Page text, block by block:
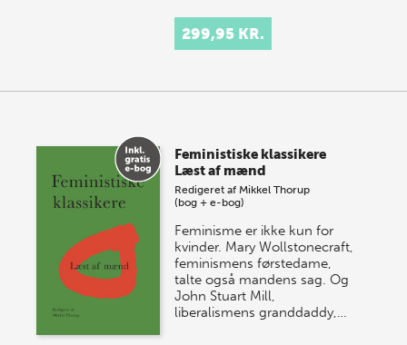
299,95 KR.
Feministiske klassikere
Læst af mænd
Redigeret af Mikkel Thorup
(bog + e-bog)
Feminisme er ikke kun for
kvinder. Mary Wollstonecraft,
feminismens førstedame,
talte også mandens sag. Og
John Stuart Mill,
liberalismens granddaddy,…